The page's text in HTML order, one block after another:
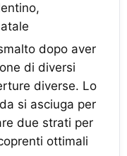
dopo aver
di diversi
diverse. Lo
si asciuga per
due strati per
ottimali